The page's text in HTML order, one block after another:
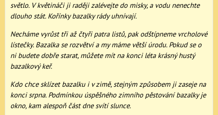
světlo. V květináči ji raději zalévejte do misky, a vodu nenechte
dlouho stát. Kořínky bazalky rády uhnívají.
Necháme vyrůst tři až čtyři patra listů, pak odštípneme vrcholové
lístečky. Bazalka se rozvětví a my máme větší úrodu. Pokud se o
ni budete dobře starat, můžete mít na konci léta krásný hustý
bazalkový keř.
Kdo chce sklízet bazalku i v zimě, stejným způsobem ji zaseje na
konci srpna. Podmínkou úspěšného zimního pěstování bazalky je
okno, kam alespoň část dne svítí slunce.